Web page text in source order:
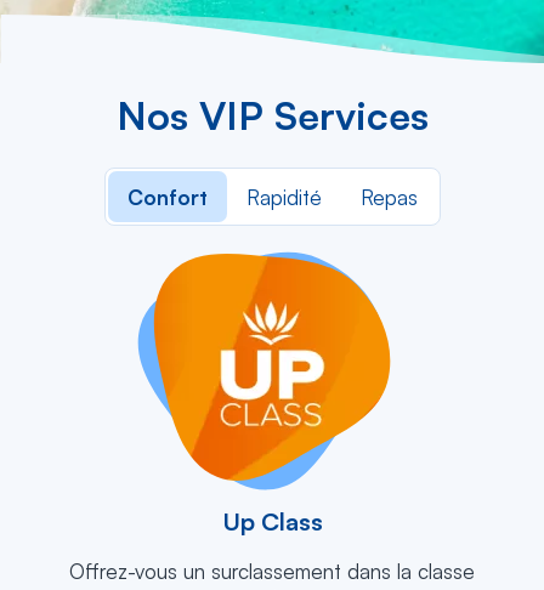
Nos VIP Services
Confort Rapidité Repas
Up Class
RésuméOffrez-vous un surclassement dans la classe
Up